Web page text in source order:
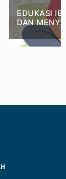
EDUKASI
DAN